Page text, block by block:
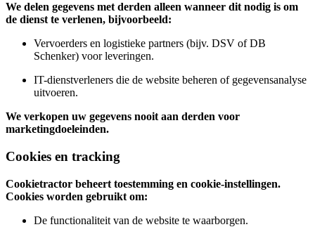
We delen gegevens met derden alleen wanneer dit nodig is om
de dienst te verlenen, bijvoorbeeld:
Vervoerders en logistieke partners (bijv. DSV of DB
Schenker) voor leveringen.
IT-dienstverleners die de website beheren of gegevensanalyse
uitvoeren.
We verkopen uw gegevens nooit aan derden voor
marketingdoeleinden.
Cookies en tracking
Cookietractor beheert toestemming en cookie-instellingen.
Cookies worden gebruikt om:
De functionaliteit van de website te waarborgen.